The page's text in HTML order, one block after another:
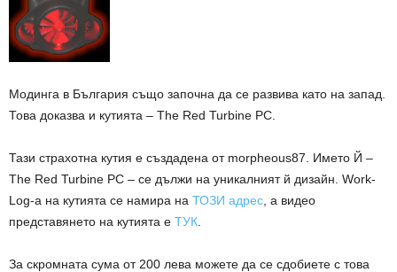
Модинга в България също започна да се развива като на запад.
Това доказва и кутията – The Red Turbine PC.
Тази страхотна кутия е създадена от morpheous87. Името Й –
The Red Turbine PC – се дължи на уникалният й дизайн. Work-
Log-а на кутията се намира на ТОЗИ адрес , а видео
представянето на кутията е ТУК
За скромната сума от 200 лева можете да се сдобиете с това